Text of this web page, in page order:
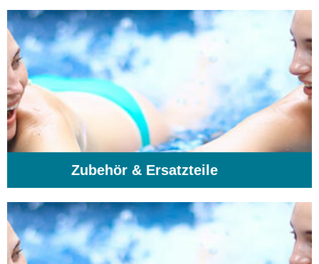
Zubehör & Ersatzteile